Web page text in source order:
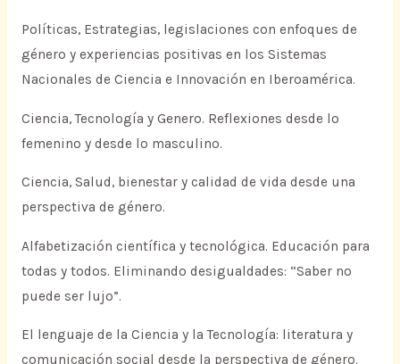
Políticas, Estrategias, legislaciones con enfoques de
género y experiencias positivas en los Sistemas
Nacionales de Ciencia e Innovación en Iberoamérica.
Ciencia, Tecnología y Genero. Reflexiones desde lo
femenino y desde lo masculino.
Ciencia, Salud, bienestar y calidad de vida desde una
perspectiva de género.
Alfabetización científica y tecnológica. Educación para
todas y todos. Eliminando desigualdades: “Saber no
puede ser lujo”.
El lenguaje de la Ciencia y la Tecnología: literatura y
comunicación social desde la perspectiva de género.